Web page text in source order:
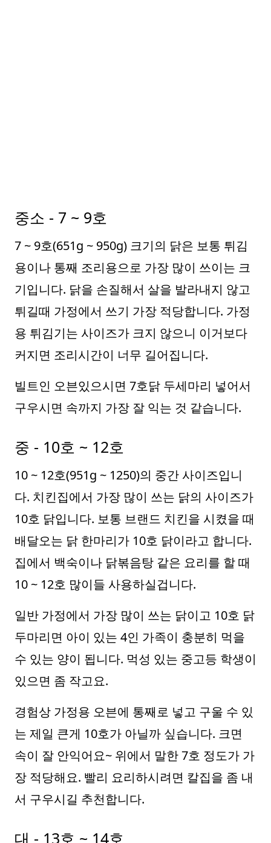
중소 - 7 ~ 9호
7 ~ 9호(651g ~ 950g) 크기의 닭은 보통 튀김
용이나 통째 조리용으로 가장 많이 쓰이는 크
기입니다. 닭을 손질해서 살을 발라내지 않고
튀길때 가정에서 쓰기 가장 적당합니다. 가정
용 튀김기는 사이즈가 크지 않으니 이거보다
커지면 조리시간이 너무 길어집니다.
빌트인 오븐있으시면 7호닭 두세마리 넣어서
구우시면 속까지 가장 잘 익는 것 같습니다.
중 - 10호 ~ 12호
10 ~ 12호(951g ~ 1250)의 중간 사이즈입니
다. 치킨집에서 가장 많이 쓰는 닭의 사이즈가
10호 닭입니다. 보통 브랜드 치킨을 시켰을 때
배달오는 닭 한마리가 10호 닭이라고 합니다.
집에서 백숙이나 닭볶음탕 같은 요리를 할 때
10 ~ 12호 많이들 사용하실겁니다.
일반 가정에서 가장 많이 쓰는 닭이고 10호 닭
두마리면 아이 있는 4인 가족이 충분히 먹을
수 있는 양이 됩니다. 먹성 있는 중고등 학생이
있으면 좀 작고요.
경험상 가정용 오븐에 통째로 넣고 구울 수 있
는 제일 큰게 10호가 아닐까 싶습니다. 크면
속이 잘 안익어요~ 위에서 말한 7호 정도가 가
장 적당해요. 빨리 요리하시려면 칼집을 좀 내
서 구우시길 추천합니다.
대 - 13호 ~ 14호